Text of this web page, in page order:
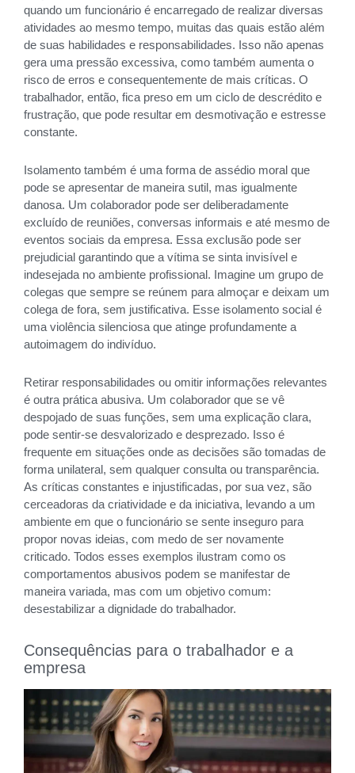
quando um funcionário é encarregado de realizar diversas
atividades ao mesmo tempo, muitas das quais estão além
de suas habilidades e responsabilidades. Isso não apenas
gera uma pressão excessiva, como também aumenta o
risco de erros e consequentemente de mais críticas. O
trabalhador, então, fica preso em um ciclo de descrédito e
frustração, que pode resultar em desmotivação e estresse
constante.
Isolamento também é uma forma de assédio moral que
pode se apresentar de maneira sutil, mas igualmente
danosa. Um colaborador pode ser deliberadamente
excluído de reuniões, conversas informais e até mesmo de
eventos sociais da empresa. Essa exclusão pode ser
prejudicial garantindo que a vítima se sinta invisível e
indesejada no ambiente profissional. Imagine um grupo de
colegas que sempre se reúnem para almoçar e deixam um
colega de fora, sem justificativa. Esse isolamento social é
uma violência silenciosa que atinge profundamente a
autoimagem do indivíduo.
Retirar responsabilidades ou omitir informações relevantes
é outra prática abusiva. Um colaborador que se vê
despojado de suas funções, sem uma explicação clara,
pode sentir-se desvalorizado e desprezado. Isso é
frequente em situações onde as decisões são tomadas de
forma unilateral, sem qualquer consulta ou transparência.
As críticas constantes e injustificadas, por sua vez, são
cerceadoras da criatividade e da iniciativa, levando a um
ambiente em que o funcionário se sente inseguro para
propor novas ideias, com medo de ser novamente
criticado. Todos esses exemplos ilustram como os
comportamentos abusivos podem se manifestar de
maneira variada, mas com um objetivo comum:
desestabilizar a dignidade do trabalhador.
Consequências para o trabalhador e a
empresa